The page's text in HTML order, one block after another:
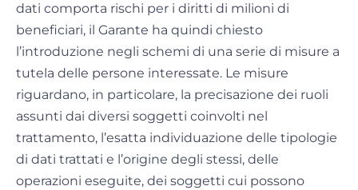
dati comporta rischi per i diritti di milioni di
beneficiari, il Garante ha quindi chiesto
l’introduzione negli schemi di una serie di misure a
tutela delle persone interessate. Le misure
riguardano, in particolare, la precisazione dei ruoli
assunti dai diversi soggetti coinvolti nel
trattamento, l’esatta individuazione delle tipologie
di dati trattati e l’origine degli stessi, delle
operazioni eseguite, dei soggetti cui possono